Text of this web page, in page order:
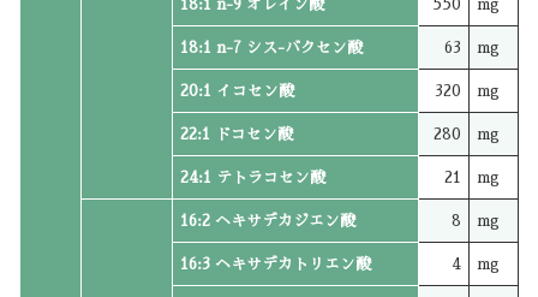
18:1 n-9 オレイン酸 550 mg
18:1 n-7 シス-バクセン酸 63 mg
20:1 イコセン酸 320 mg
22:1 ドコセン酸 280 mg
24:1 テトラコセン酸 21 mg
16:2 ヘキサデカジエン酸 8 mg
16:3 ヘキサデカトリエン酸 4 mg